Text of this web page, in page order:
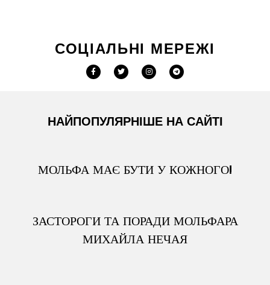
СОЦІАЛЬНІ МЕРЕЖІ
НАЙПОПУЛЯРНІШЕ НА САЙТІ
МОЛЬФА МАЄ БУТИ У КОЖНОГО!
ЗАСТОРОГИ ТА ПОРАДИ МОЛЬФАРА
МИХАЙЛА НЕЧАЯ